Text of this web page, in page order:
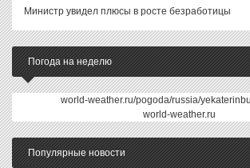
Министр увидел плюсы в росте безработицы
Погода на неделю
world-weather.ru/pogoda/russia/
world-weather.ru
Популярные новости